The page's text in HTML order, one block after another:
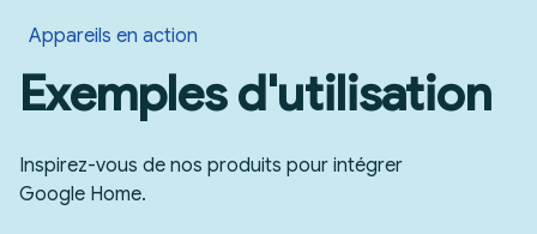
Appareils en action
Exemples d'utilisation
Inspirez-vous de nos produits pour intégrer
Google Home.